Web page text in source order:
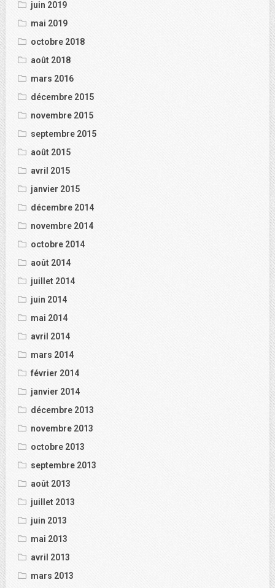
juin 2019
mai 2019
octobre 2018
août 2018
mars 2016
décembre 2015
novembre 2015
septembre 2015
août 2015
avril 2015
janvier 2015
décembre 2014
novembre 2014
octobre 2014
août 2014
juillet 2014
juin 2014
mai 2014
avril 2014
mars 2014
février 2014
janvier 2014
décembre 2013
novembre 2013
octobre 2013
septembre 2013
août 2013
juillet 2013
juin 2013
mai 2013
avril 2013
mars 2013